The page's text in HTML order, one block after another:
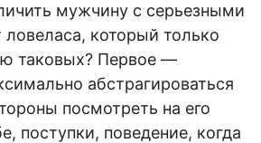
мужчину с серьезными
ловеласа, который только
таковых? Первое —
абстрагироваться
посмотреть на его
поступки, поведение, когда